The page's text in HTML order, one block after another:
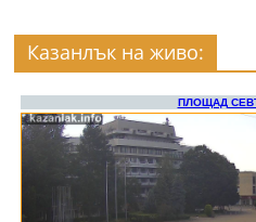
Казанлък на живо: